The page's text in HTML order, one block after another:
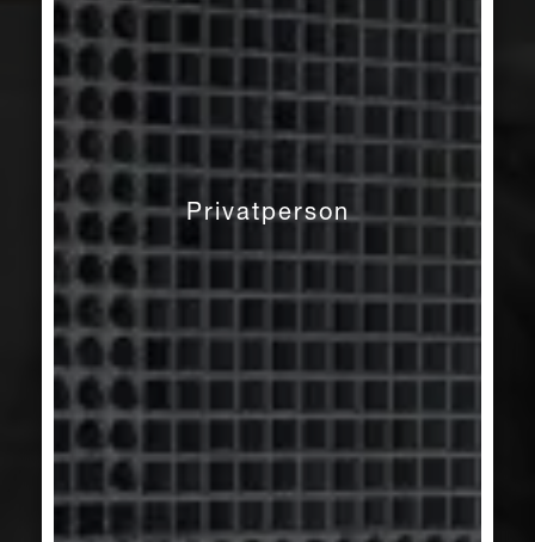
Privatperson